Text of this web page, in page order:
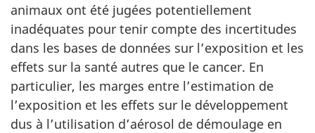
animaux ont été jugées potentiellement
inadéquates pour tenir compte des incertitudes
dans les bases de données sur l’exposition et les
effets sur la santé autres que le cancer. En
particulier, les marges entre l’estimation de
l’exposition et les effets sur le développement
dus à l’utilisation d’aérosol de démoulage en